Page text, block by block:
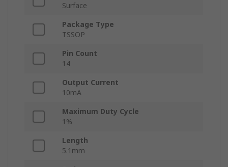
Surface
Package Type
TSSOP
Pin Count
14
Output Current
10mA
Maximum Duty Cycle
1%
Length
5.1mm